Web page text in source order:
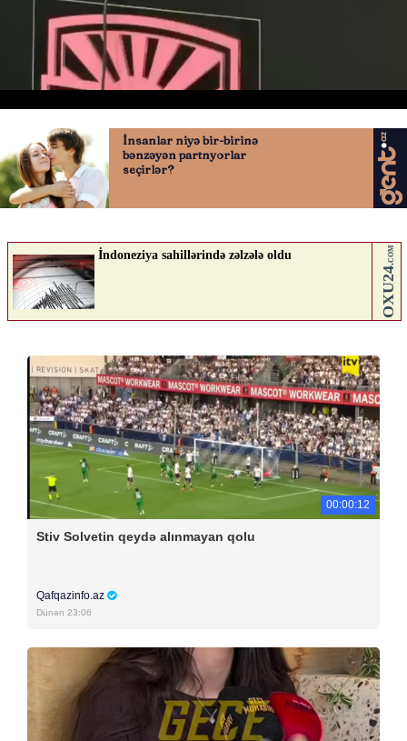
QAFQAZINFO.AZ
Nə düşünürsən?
00:00:12
Stiv Solvetin qeydə alınmayan qolu
Qafqazinfo.az
Dünən 23:06